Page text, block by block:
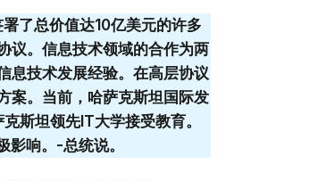
了总价值达10亿美元的许多
议。信息技术领域的合作为两
息技术发展经验。在高层协议
案。当前，哈萨克斯坦国际发
斯坦领先IT大学接受教育。
响。-总统说。